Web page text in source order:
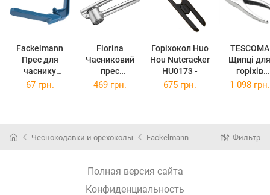
Fackelmann
Прес для
часнику
Elemental
Florina
Часниковий
прес
Professional
Горіхокол Huo
Hou Nutcracker
HU0173 -
TESCOMA
Щипці для
горіхів
GrandCHEF
67 грн. 469 грн. 675 грн. 1 098 грн.
Чеснокодавки и орехоколы Fackelmann Фильтр
Полная версия сайта
Конфиденциальность